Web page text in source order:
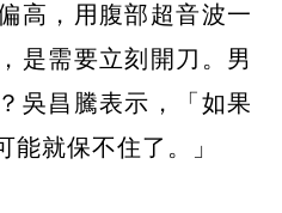
高，用腹部超音波一
是需要立刻開刀。男
吳昌騰表示，「如果
能就保不住了。」